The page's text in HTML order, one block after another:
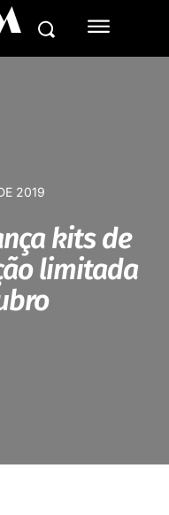
2019
kits de
limitada